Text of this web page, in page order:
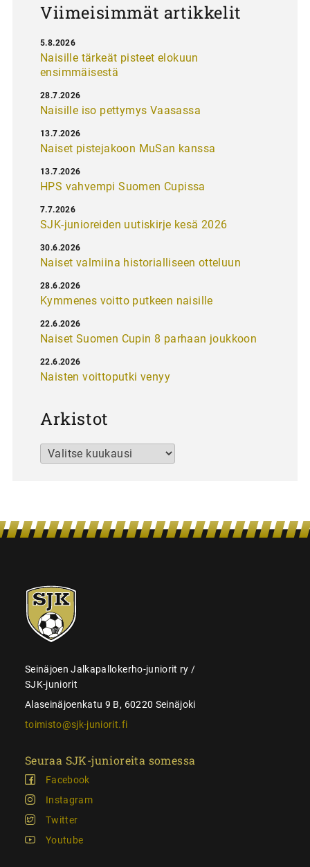
Viimeisimmät artikkelit
Naisille tärkeät pisteet elokuun
ensimmäisestä
5.8.2026
Naisille iso pettymys Vaasassa
28.7.2026
Naiset pistejakoon MuSan kanssa
13.7.2026
HPS vahvempi Suomen Cupissa
13.7.2026
SJK-junioreiden uutiskirje kesä 2026
7.7.2026
Naiset valmiina historialliseen otteluun
30.6.2026
Kymmenes voitto putkeen naisille
28.6.2026
Naiset Suomen Cupin 8 parhaan joukkoon
22.6.2026
Naisten voittoputki venyy
22.6.2026
Arkistot
Arkistot
SJK-
juniorit
Seinäjoen Jalkapallokerho-juniorit ry /
SJK-juniorit
Alaseinäjoenkatu 9 B, 60220 Seinäjoki
toimisto@sjk-juniorit.fi
Seuraa SJK-junioreita somessa
Facebook
Instagram
Twitter
Youtube